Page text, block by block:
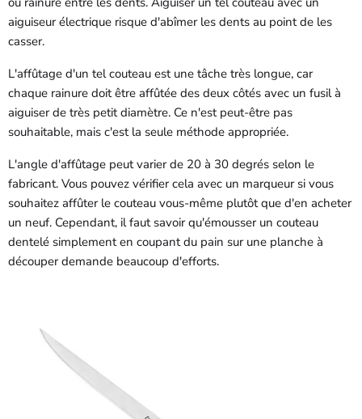
aiguiseur électrique risque d'abîmer les dents au point de les
casser.
L'affûtage d'un tel couteau est une tâche très longue, car
chaque rainure doit être affûtée des deux côtés avec un fusil à
aiguiser de très petit diamètre. Ce n'est peut-être pas
souhaitable, mais c'est la seule méthode appropriée.
L'angle d'affûtage peut varier de 20 à 30 degrés selon le
fabricant. Vous pouvez vérifier cela avec un marqueur si vous
souhaitez affûter le couteau vous-même plutôt que d'en acheter
un neuf. Cependant, il faut savoir qu'émousser un couteau
dentelé simplement en coupant du pain sur une planche à
découper demande beaucoup d'efforts.